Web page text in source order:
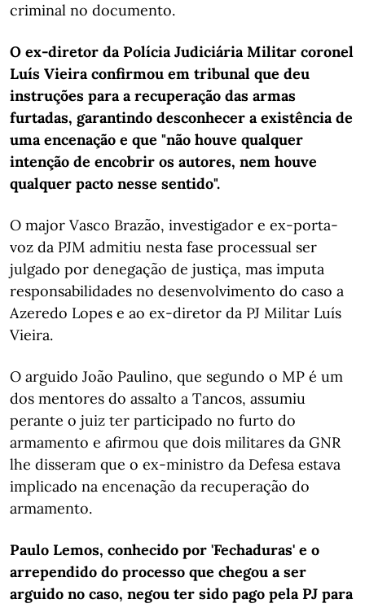
criminal no documento.
O ex-diretor da Polícia Judiciária Militar coronel
Luís Vieira confirmou em tribunal que deu
instruções para a recuperação das armas
furtadas, garantindo desconhecer a existência de
uma encenação e que "não houve qualquer
intenção de encobrir os autores, nem houve
qualquer pacto nesse sentido".
O major Vasco Brazão, investigador e ex-porta-
voz da PJM admitiu nesta fase processual ser
julgado por denegação de justiça, mas imputa
responsabilidades no desenvolvimento do caso a
Azeredo Lopes e ao ex-diretor da PJ Militar Luís
Vieira.
O arguido João Paulino, que segundo o MP é um
dos mentores do assalto a Tancos, assumiu
perante o juiz ter participado no furto do
armamento e afirmou que dois militares da GNR
lhe disseram que o ex-ministro da Defesa estava
implicado na encenação da recuperação do
armamento.
Paulo Lemos, conhecido por 'Fechaduras' e o
arrependido do processo que chegou a ser
arguido no caso, negou ter sido pago pela PJ para